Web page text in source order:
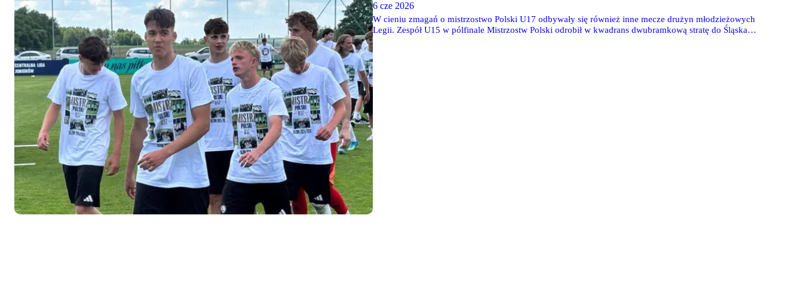
6 cze 2026
W cieniu zmagań o mistrzostwo Polski U17 odbywały się również inne mecze drużyn młodzieżowych
Legii. Zespół U15 w pólfinale Mistrzostw Polski odrobił w kwadrans dwubramkową stratę do Śląska